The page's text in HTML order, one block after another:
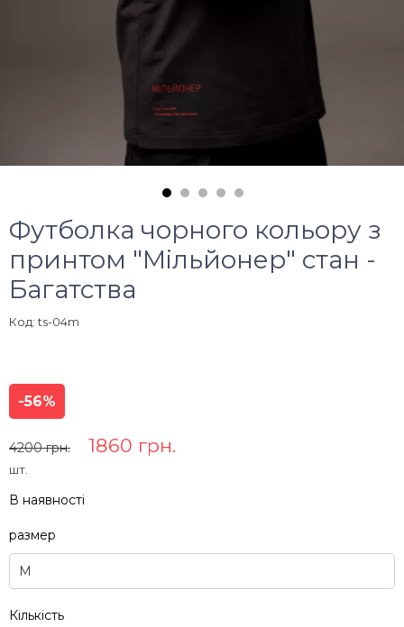
Футболка чорного кольору з
принтом "Мільйонер" стан -
Багатства
Код: ts-04m
-56%
4200 грн. 1860 грн.
шт.
В наявності
размер
Кількість